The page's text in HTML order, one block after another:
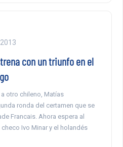
con un triunfo en el
otro chileno, Matías
ronda del certamen que se
Francais. Ahora espera al
Ivo Minar y el holandés